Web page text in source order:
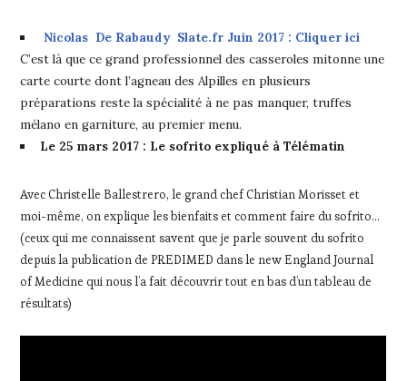
Nicolas De Rabaudy Slate.fr Juin 2017 : Cliquer ici
C’est là que ce grand professionnel des casseroles mitonne une
carte courte dont l’agneau des Alpilles en plusieurs
préparations reste la spécialité à ne pas manquer, truffes
mélano en garniture, au premier menu.
Le 25 mars 2017 : Le sofrito expliqué à Télématin
Avec Christelle Ballestrero, le grand chef Christian Morisset et
moi-même, on explique les bienfaits et comment faire du sofrito…
(ceux qui me connaissent savent que je parle souvent du sofrito
depuis la publication de PREDIMED dans le new England Journal
of Medicine qui nous l’a fait découvrir tout en bas d’un tableau de
résultats)